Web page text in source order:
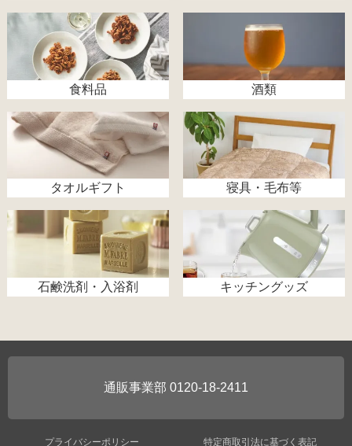
食料品 酒類
タオルギフト 寝具・毛布等
石鹸洗剤・入浴剤 キッチングッズ
0120-18-2411
プライバシーポリシー 特定商取引法に基づく表記